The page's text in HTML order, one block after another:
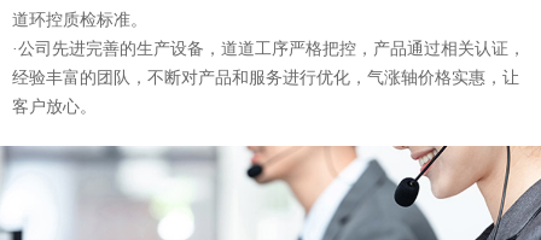
产品品质可靠，交货及时
·严格把控产品质量，每一环节均严格要求，经过多道质检程序为您提